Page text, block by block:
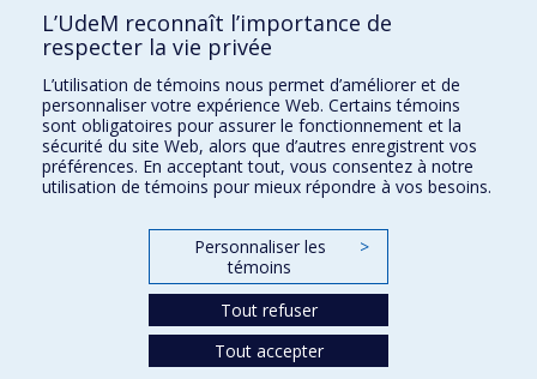
Comment soutenir le Département?
BESOIN D'AIDE?
Plan du site
Signaler une erreur
Accessibilité
FACULTÉ DES ARTS ET DES SCIENCES
Nos départements et écoles
L’UdeM reconnaît l’importance de
respecter la vie privée
L’utilisation de témoins nous permet d’améliorer et de
personnaliser votre expérience Web. Certains témoins
sont obligatoires pour assurer le fonctionnement et la
sécurité du site Web, alors que d’autres enregistrent vos
préférences. En acceptant tout, vous consentez à notre
utilisation de témoins pour mieux répondre à vos besoins.
Personnaliser les
témoins
>
Tout refuser
Tout accepter